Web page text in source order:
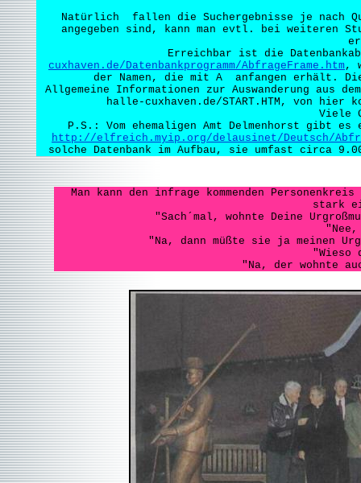
Natürlich fallen die Suchergebnisse je nach
angegeben sind, kann man evtl. bei weiteren
Erreichbar ist die
cuxhaven.de/Datenbankprogramm/AbfrageFrame.htm,
der Namen, die mit A anfangen erhält.
Allgemeine Informationen zur Auswanderung aus
halle-cuxhaven.de/START.HTM, von hier
Viele
P.S.: Vom ehemaligen Amt Delmenhorst gibt es
http://elfreich.myip.org/delausinet/Deutsch/
solche Datenbank im Aufbau, sie umfast circa
Man kann den infrage kommenden
stark
"Sach´mal, wohnte Deine
"Na, dann müßte sie ja meinen
"Wieso
"Na, der wohnte